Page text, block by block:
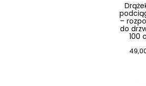
–
do
100